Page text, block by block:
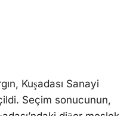
Kuşadası Sanayi
Seçim sonucunun,